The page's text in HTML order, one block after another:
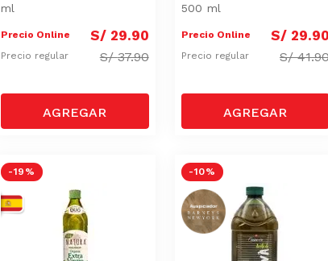
ml
Precio Online S/ 29.90
Precio regular S/37.90
500 ml
Precio Online S/ 29.
Precio regular S/
-19 % -10 %